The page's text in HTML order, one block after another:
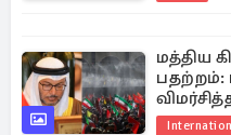
மத்திய
பதற்றம்: